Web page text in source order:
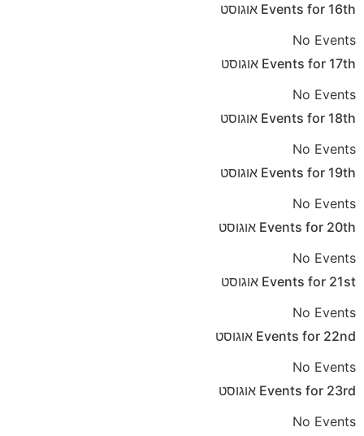
Events for 16th
אוגוסט
No Events
Events for 17th
אוגוסט
No Events
Events for 18th
אוגוסט
No Events
Events for 19th
אוגוסט
No Events
Events for 20th
אוגוסט
No Events
Events for 21st
אוגוסט
No Events
Events for 22nd
אוגוסט
No Events
Events for 23rd
אוגוסט
No Events